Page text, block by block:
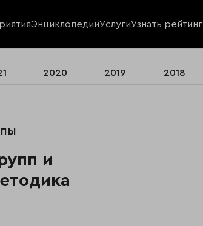
ЭнциклопедииУслугиУзнать рейтинг
2020 2019 2018
и